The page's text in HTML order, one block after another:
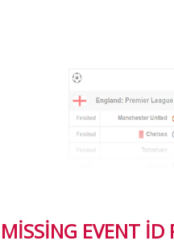
MISSING EVENT ID